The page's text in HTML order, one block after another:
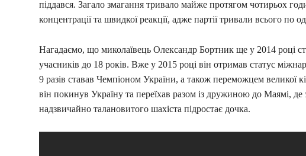
піддався. Загало змагання тривало майже протягом чотирьох
концентрації та швидкої реакції, адже партії тривали всього по
Нагадаємо, що миколаївець Олександр Бортник ще у 2014 році
учасників до 18 років. Вже у 2015 році він отримав статус
9 разів ставав Чемпіоном України, а також переможцем великої
він покинув Україну та переїхав разом із дружиною до Маямі, де
надзвичайно талановитого шахіста підростає дочка.